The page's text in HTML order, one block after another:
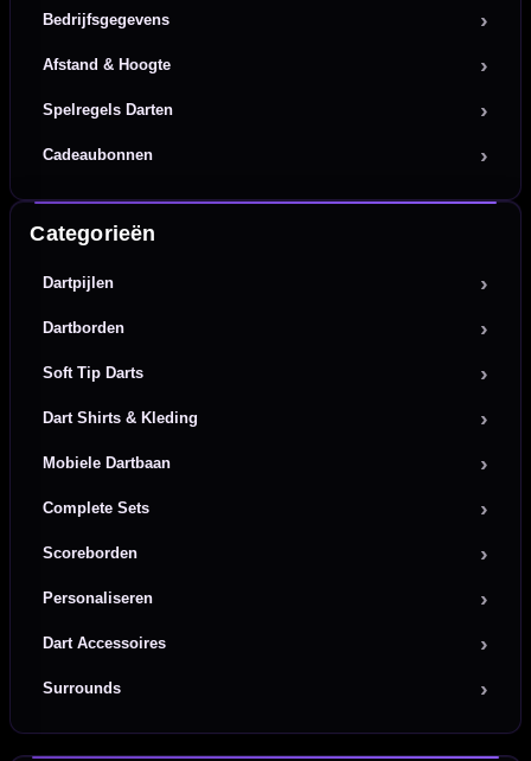
Bedrijfsgegevens
Afstand & Hoogte
Spelregels Darten
Cadeaubonnen
Categorieën
Dartpijlen
Dartborden
Soft Tip Darts
Dart Shirts & Kleding
Mobiele Dartbaan
Complete Sets
Scoreborden
Personaliseren
Dart Accessoires
Surrounds